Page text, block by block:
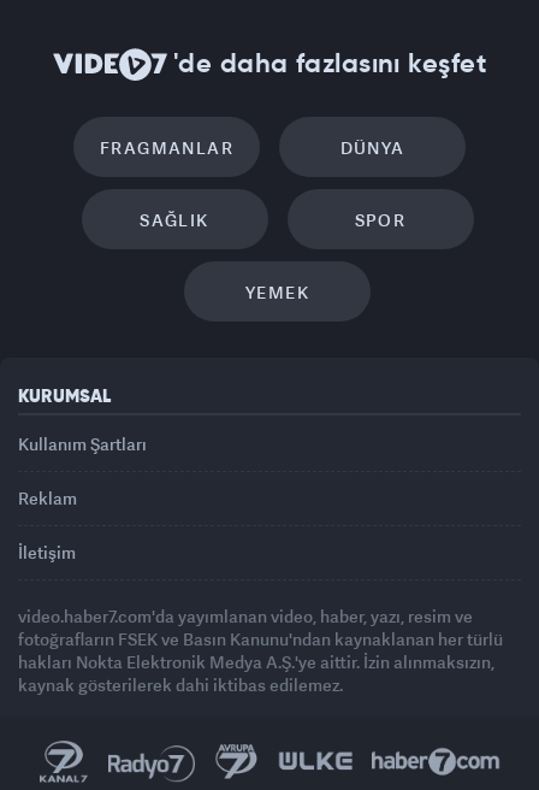
'de daha fazlasını keşfet
FRAGMANLAR DÜNYA
SAĞLIK SPOR
YEMEK
KURUMSAL
Kullanım Şartları
Reklam
İletişim
video.haber7.com'da yayımlanan video, haber, yazı, resim ve
fotoğrafların FSEK ve Basın Kanunu'ndan kaynaklanan her türlü
hakları Nokta Elektronik Medya A.Ş.'ye aittir. İzin alınmaksızın,
kaynak gösterilerek dahi iktibas edilemez.